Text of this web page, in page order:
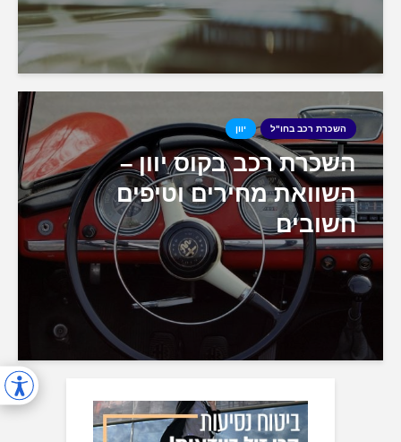
השכרת רכב בחו"ל יוון
השכרת רכב בקוס יוון –
השוואת מחירים וטיפים
חשובים